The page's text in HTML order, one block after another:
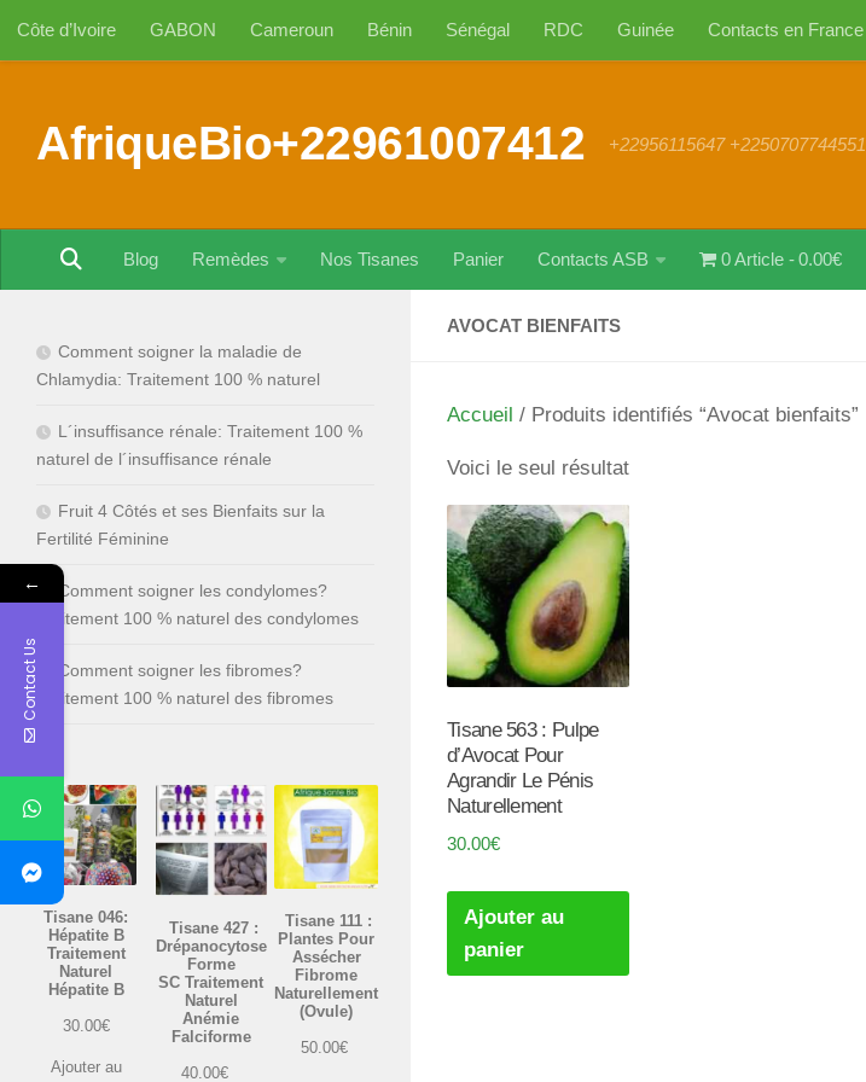
Au dessous du contenu
Côte d’Ivoire GABON Cameroun Bénin Sénégal RDC Guinée Contacts en France
AfriqueBio+22961007412 +22956115647 +2250707744551
Blog Remèdes Nos Tisanes Panier Contacts ASB 0 Article 0.00€
AVOCAT BIENFAITS
Accueil / Produits identifiés “Avocat bienfaits”
Voici le seul résultat
Tisane 563 : Pulpe
d’Avocat Pour
Agrandir Le Pénis
Naturellement
30.00€
Ajouter au
panier
Comment soigner la maladie de
Chlamydia: Traitement 100 % naturel
L´insuffisance rénale: Traitement 100 %
naturel de l´insuffisance rénale
Fruit 4 Côtés et ses Bienfaits sur la
Fertilité Féminine
Comment soigner les condylomes?
Traitement 100 % naturel des condylomes
Comment soigner les fibromes?
Traitement 100 % naturel des fibromes
Tisane 046:
Hépatite B
Traitement
Naturel
Hépatite B
30.00€
Ajouter au
Tisane 427 :
Drépanocytose
Forme
SC Traitement
Naturel
Anémie
Falciforme
40.00€
Tisane 111 :
Plantes Pour
Assécher
Fibrome
Naturellement
(Ovule)
50.00€
←
Contact Us